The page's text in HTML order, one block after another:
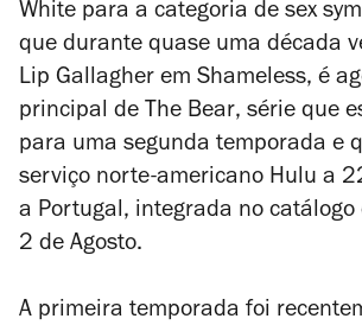
White para a categoria de sex
que durante quase uma década
Lip Gallagher em Shameless, é
principal de The Bear, série que
para uma segunda temporada e
serviço norte-americano Hulu a
a Portugal, integrada no catálogo
2 de Agosto.
A primeira temporada foi